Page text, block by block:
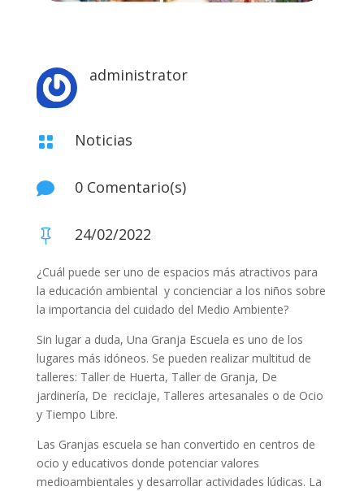
administrator
 Noticias
 0 Comentario(s)
 24/02/2022
¿Cuál puede ser uno de espacios más atractivos para
la educación ambiental y concienciar a los niños sobre
la importancia del cuidado del Medio Ambiente?
Sin lugar a duda, Una Granja Escuela es uno de los
lugares más idóneos. Se pueden realizar multitud de
talleres: Taller de Huerta, Taller de Granja, De
jardinería, De reciclaje, Talleres artesanales o de Ocio
y Tiempo Libre.
Las Granjas escuela se han convertido en centros de
ocio y educativos donde potenciar valores
medioambientales y desarrollar actividades lúdicas. La